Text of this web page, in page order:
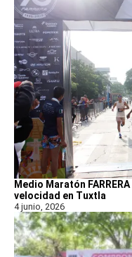
Medio Maratón
velocidad en Tuxtla
4 junio, 2026